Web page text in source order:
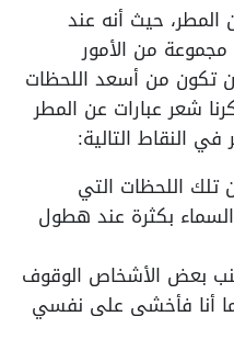
حيث أنه عند
من الأمور
تكون من أسعد اللحظات
شعر عبارات عن المطر
النقاط التالية:
اللحظات التي
بكثرة عند هطول
بعض الأشخاص الوقوف
أما أنا فأخشى على نفسي